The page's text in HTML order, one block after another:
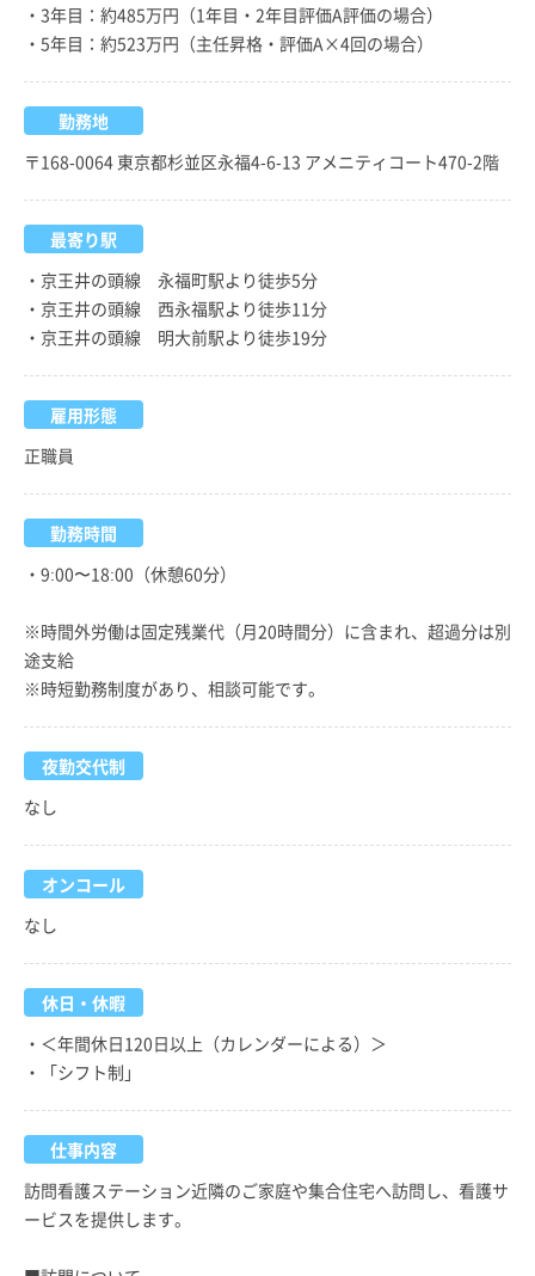
・3年目：約485万円（1年目・2年目評価A評価の場合）
・5年目：約523万円（主任昇格・評価A×4回の場合）
勤務地
〒168-0064 東京都杉並区永福4-6-13 アメニティコート470-2階
最寄り駅
・京王井の頭線 永福町駅より徒歩5分
・京王井の頭線 西永福駅より徒歩11分
・京王井の頭線 明大前駅より徒歩19分
雇用形態
正職員
勤務時間
・9:00〜18:00（休憩60分）
※時間外労働は固定残業代（月20時間分）に含まれ、超過分は別
途支給
※時短勤務制度があり、相談可能です。
夜勤交代制
なし
オンコール
なし
休日・休暇
・＜年間休日120日以上（カレンダーによる）＞
・「シフト制」
仕事内容
訪問看護ステーション近隣のご家庭や集合住宅へ訪問し、看護サ
ービスを提供します。